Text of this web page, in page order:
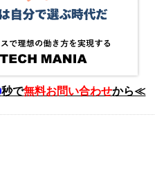
秒で無料お問い合わせから≪